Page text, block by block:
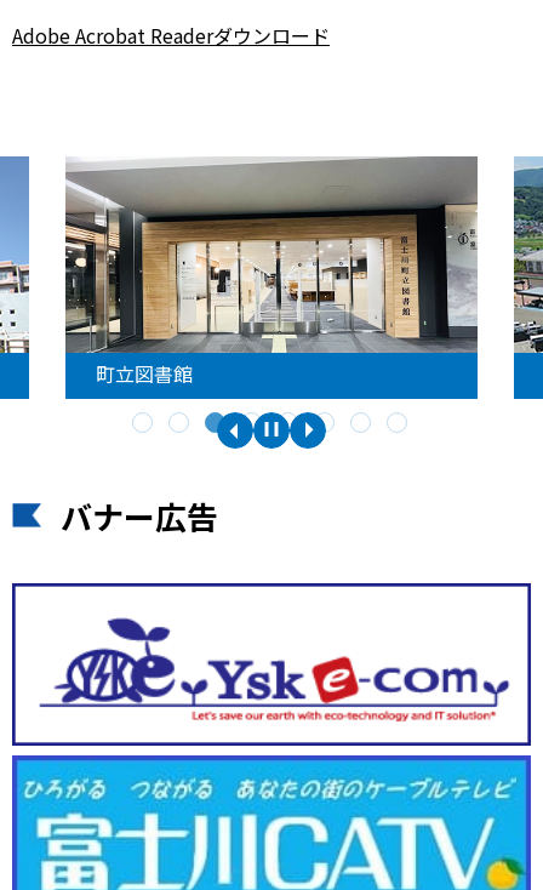
Adobe Acrobat Readerダウンロード
町立図書館
バナー広告